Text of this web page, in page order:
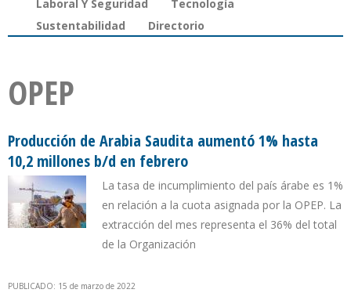
Laboral Y Seguridad
Tecnología
Sustentabilidad
Directorio
OPEP
Producción de Arabia Saudita aumentó 1% hasta
10,2 millones b/d en febrero
La tasa de incumplimiento del país árabe es 1%
en relación a la cuota asignada por la OPEP. La
extracción del mes representa el 36% del total
de la Organización
PUBLICADO: 15 de marzo de 2022